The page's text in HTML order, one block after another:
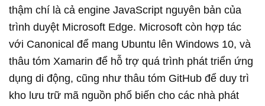
thậm chí là cả engine JavaScript nguyên bản của
trình duyệt Microsoft Edge. Microsoft còn hợp tác
với Canonical để mang Ubuntu lên Windows 10, và
thâu tóm Xamarin để hỗ trợ quá trình phát triển ứng
dụng di động, cũng như thâu tóm GitHub để duy trì
kho lưu trữ mã nguồn phổ biến cho các nhà phát